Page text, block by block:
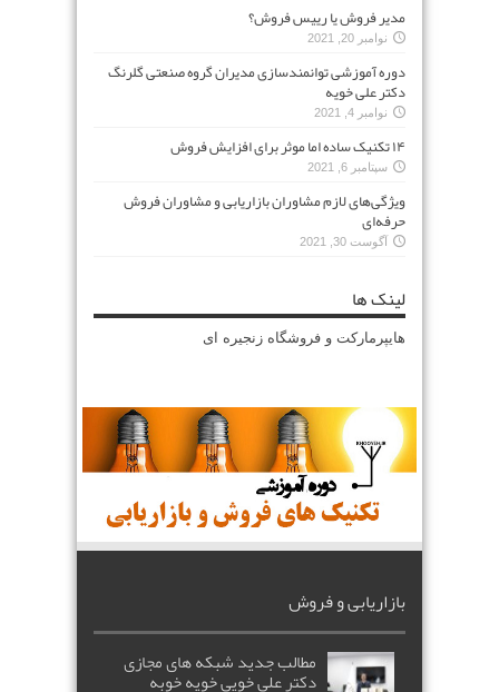
مدیر فروش یا رییس فروش؟
نوامبر 20, 2021
دوره آموزشی توانمندسازی مدیران گروه صنعتی گلرنگ
دکتر علی خویه
نوامبر 4, 2021
۱۴ تکنیک ساده اما موثر برای افزایش فروش
سپتامبر 6, 2021
ویژگی‌های لازم مشاوران بازاریابی و مشاوران فروش
حرفه‌ای
آگوست 30, 2021
لینک ها
هایپرمارکت و فروشگاه زنجیره ای
بازاریابی و فروش
مطالب جدید شبکه های مجازی
دکتر علی خویی خویه خوبه